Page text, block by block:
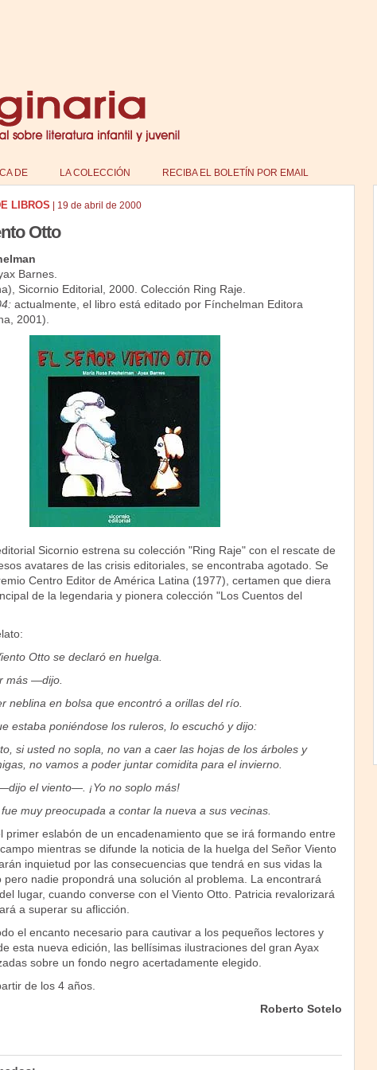
DE LA COLECCIÓN RECIBA EL BOLETÍN POR EMAIL
LIBROS 19 de abril de 2000
Otto
Barnes.
Sicornio Editorial, 2000. Colección Ring Raje.
actualmente, el libro está editado por Fínchelman Editora
2001).
Sicornio estrena su colección "Ring Raje" con el rescate de
avatares de las crisis editoriales, se encontraba agotado. Se
Centro Editor de América Latina (1977), certamen que diera
de la legendaria y pionera colección "Los Cuentos del
Otto se declaró en huelga.
más —dijo.
neblina en bolsa que encontró a orillas del río.
estaba poniéndose los ruleros, lo escuchó y dijo:
si usted no sopla, no van a caer las hojas de los árboles y
no vamos a poder juntar comidita para el invierno.
el viento—. ¡Yo no soplo más!
muy preocupada a contar la nueva a sus vecinas.
primer eslabón de un encadenamiento que se irá formando entre
mientras se difunde la noticia de la huelga del Señor Viento
inquietud por las consecuencias que tendrá en sus vidas la
pero nadie propondrá una solución al problema. La encontrará
lugar, cuando converse con el Viento Otto. Patricia revalorizará
a superar su aflicción.
el encanto necesario para cautivar a los pequeños lectores y
esta nueva edición, las bellísimas ilustraciones del gran Ayax
sobre un fondo negro acertadamente elegido.
de los 4 años.
Roberto Sotelo